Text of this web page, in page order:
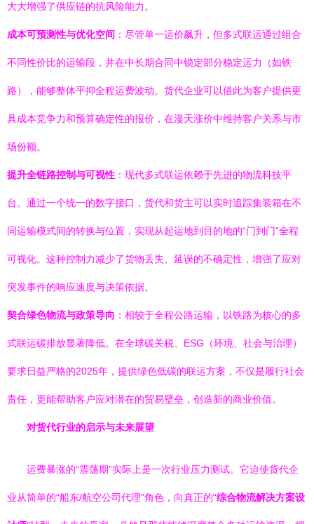
大大增强了供应链的抗风险能力。
成本可预测性与优化空间 ：尽管单一运价飙升，但多式联运通过组合
不同性价比的运输段，并在中长期合同中锁定部分稳定运力（如铁
路），能够整体平抑全程运费波动。货代企业可以借此为客户提供更
具成本竞争力和预算确定性的报价，在漫天涨价中维持客户关系与市
场份额。
提升全链路控制与可视性 ：现代多式联运依赖于先进的物流科技平
台。通过一个统一的数字接口，货代和货主可以实时追踪集装箱在不
同运输模式间的转换与位置，实现从起运地到目的地的“门到门”全程
可视化。这种控制力减少了货物丢失、延误的不确定性，增强了应对
突发事件的响应速度与决策依据。
契合绿色物流与政策导向 ：相较于全程公路运输，以铁路为核心的多
式联运碳排放显著降低。在全球碳关税、ESG（环境、社会与治理）
要求日益严格的2025年，提供绿色低碳的联运方案，不仅是履行社会
责任，更能帮助客户应对潜在的贸易壁垒，创造新的商业价值。
对货代行业的启示与未来展望
运费暴涨的“震荡期”实际上是一次行业压力测试。它迫使货代企
业从简单的“船东/航空公司代理”角色，向真正的“综合物流解决方案设